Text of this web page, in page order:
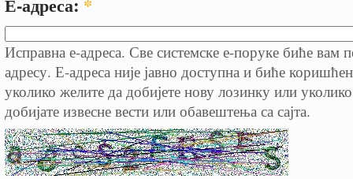
Исправна е-адреса. Све системске е-поруке биће вам
адресу. Е-адреса није јавно доступна и биће
уколико желите да добијете нову лозинку или
добијате извесне вести или обавештења са сајта.